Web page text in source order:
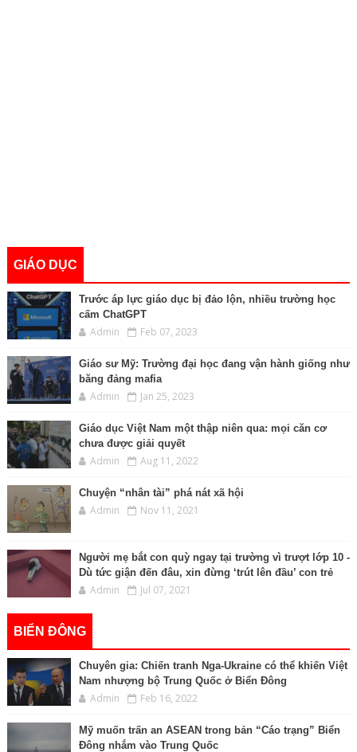
GIÁO DỤC
Trước áp lực giáo dục bị đảo lộn, nhiều trường học
cấm ChatGPT
Admin Feb 07, 2023
Giáo sư Mỹ: Trường đại học đang vận hành giống như
băng đảng mafia
Admin Jan 25, 2023
Giáo dục Việt Nam một thập niên qua: mọi căn cơ
chưa được giải quyết
Admin Aug 11, 2022
Chuyện “nhân tài” phá nát xã hội
Admin Nov 11, 2021
Người mẹ bắt con quỳ ngay tại trường vì trượt lớp 10 -
Dù tức giận đến đâu, xin đừng ‘trút lên đầu’ con trẻ
Admin Jul 07, 2021
BIỂN ĐÔNG
Chuyên gia: Chiến tranh Nga-Ukraine có thể khiến Việt
Nam nhượng bộ Trung Quốc ở Biển Đông
Admin Feb 16, 2022
Mỹ muốn trấn an ASEAN trong bản “Cáo trạng” Biển
Đông nhắm vào Trung Quốc